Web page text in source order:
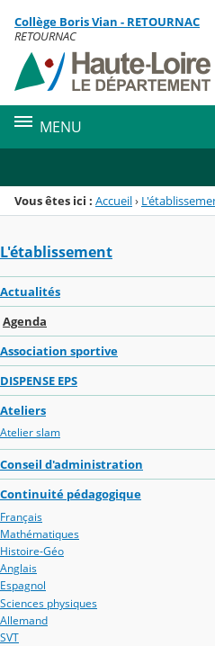
Menu de la rubrique
Contenu
Collège Boris Vian - RETOURNAC
RETOURNAC
MENU
Vous êtes ici : Accueil›
L'établissement
Actualités
Agenda
Association sportive
DISPENSE EPS
Ateliers
Atelier slam
Conseil d'administration
Continuité pédagogique
Français
Mathématiques
Histoire-Géo
Anglais
Espagnol
Sciences physiques
Allemand
SVT